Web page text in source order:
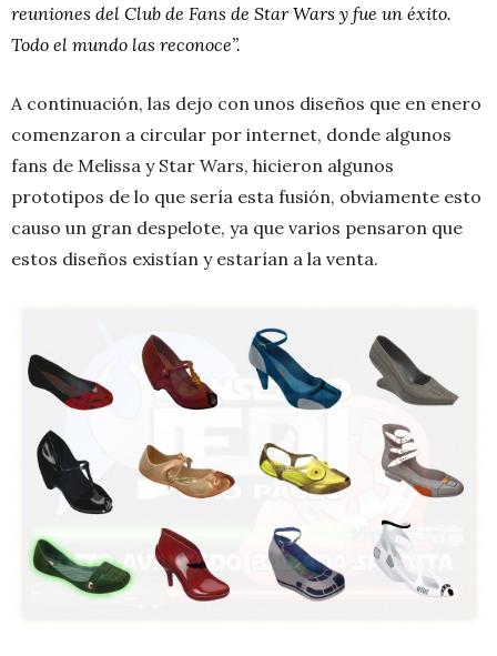
reuniones del Club de Fans de Star Wars y fue un éxito.
Todo el mundo las reconoce”.
A continuación, las dejo con unos diseños que en enero
comenzaron a circular por internet, donde algunos
fans de Melissa y Star Wars, hicieron algunos
prototipos de lo que sería esta fusión, obviamente esto
causo un gran despelote, ya que varios pensaron que
estos diseños existían y estarían a la venta.